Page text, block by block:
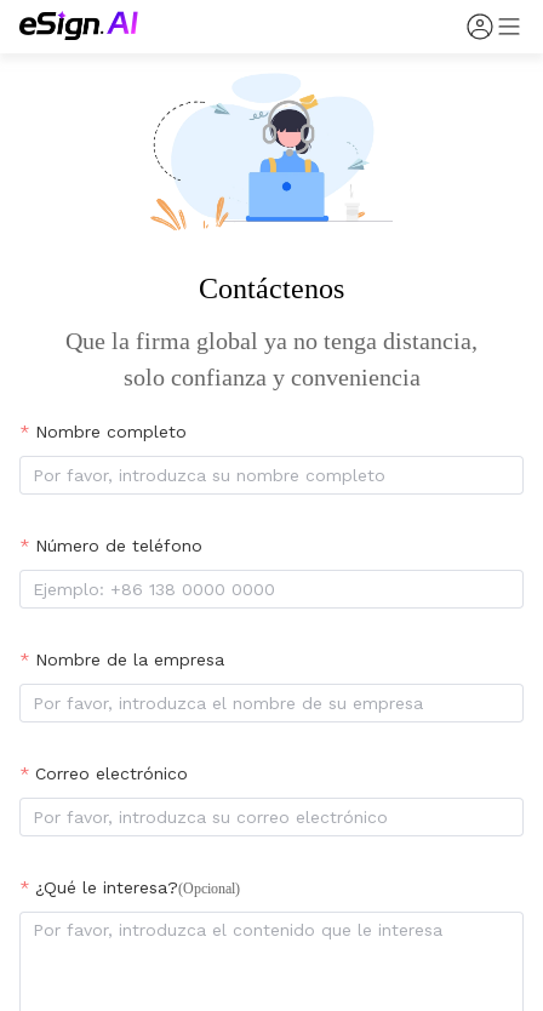
Contáctenos
Que la firma global ya no tenga distancia,
solo confianza y conveniencia
Nombre completo
Número de teléfono
Nombre de la empresa
Correo electrónico
¿Qué le interesa?(Opcional)